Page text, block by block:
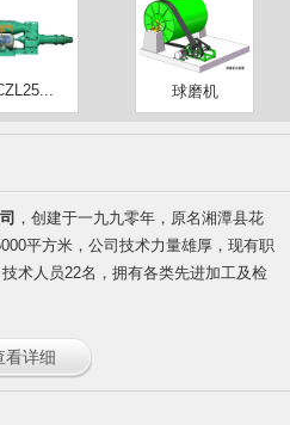
球磨机
，创建于一九九零年，原名湘潭县花
平方米，公司技术力量雄厚，现有职
术人员22名，拥有各类先进加工及检
看详细